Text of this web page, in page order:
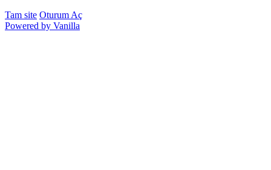
Tam site Oturum Aç
Powered by Vanilla